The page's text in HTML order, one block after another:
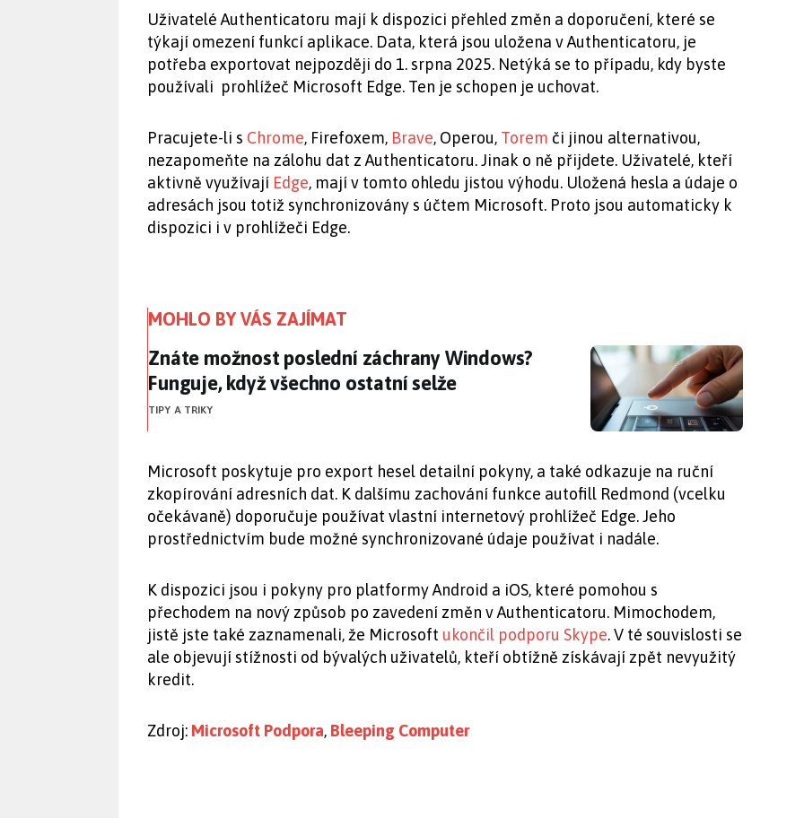
Uživatelé Authenticatoru mají k dispozici přehled změn a doporučení, které se
týkají omezení funkcí aplikace. Data, která jsou uložena v Authenticatoru, je
potřeba exportovat nejpozději do 1. srpna 2025. Netýká se to případu, kdy byste
používali prohlížeč Microsoft Edge. Ten je schopen je uchovat.
Pracujete-li s Chrome, Firefoxem, Brave, Operou, Torem či jinou alternativou,
nezapomeňte na zálohu dat z Authenticatoru. Jinak o ně přijdete. Uživatelé, kteří
aktivně využívají Edge, mají v tomto ohledu jistou výhodu. Uložená hesla a údaje o
adresách jsou totiž synchronizovány s účtem Microsoft. Proto jsou automaticky k
dispozici i v prohlížeči Edge.
MOHLO BY VÁS ZAJÍMAT
Znáte možnost poslední záchrany Windows? Funguje, když všechno ostatní
Znáte možnost poslední záchrany Windows?
Funguje, když všechno ostatní selže
TIPY A TRIKY
Microsoft poskytuje pro export hesel detailní pokyny, a také odkazuje na ruční
zkopírování adresních dat. K dalšímu zachování funkce autofill Redmond (vcelku
očekávaně) doporučuje používat vlastní internetový prohlížeč Edge. Jeho
prostřednictvím bude možné synchronizované údaje používat i nadále.
K dispozici jsou i pokyny pro platformy Android a iOS, které pomohou s
přechodem na nový způsob po zavedení změn v Authenticatoru. Mimochodem,
jistě jste také zaznamenali, že Microsoft ukončil podporu Skype. V té souvislosti se
ale objevují stížnosti od bývalých uživatelů, kteří obtížně získávají zpět nevyužitý
kredit.
Zdroj: Microsoft Podpora, Bleeping Computer